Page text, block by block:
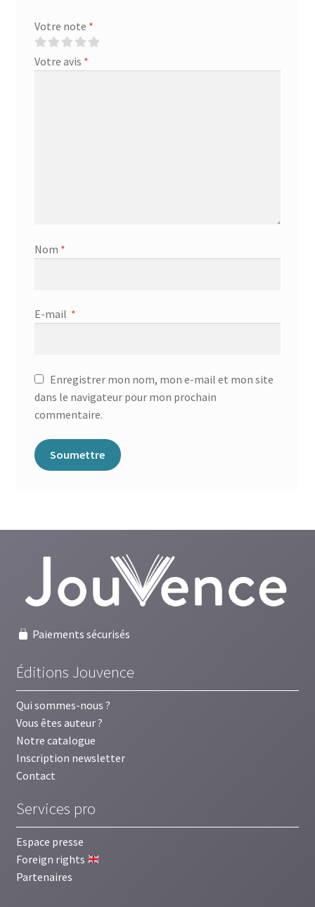
Votre note *
Votre avis *
Nom *
E-mail *
Enregistrer mon nom, mon e-mail et mon site
dans le navigateur pour mon prochain
commentaire.
Paiements sécurisés
Éditions Jouvence
Qui sommes-nous ?
Vous êtes auteur ?
Notre catalogue
Inscription newsletter
Contact
Services pro
Espace presse
Foreign rights
Partenaires